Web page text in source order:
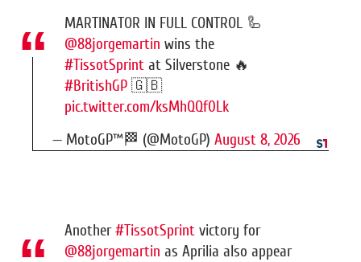
MARTINATOR IN FULL CONTROL 🦾
@88jorgemartin wins the
#TissotSprint at Silverstone 🔥
#BritishGP 🇬🇧
pic.twitter.com/ksMhQQf0Lk
— MotoGP™🏁 (@MotoGP) August 8, 2026
Another#TissotSprint victory for
@88jorgemartin as Aprilia also appear